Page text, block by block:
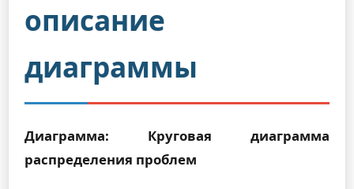
описание
диаграммы
Диаграмма: Круговая диаграмма
распределения проблем